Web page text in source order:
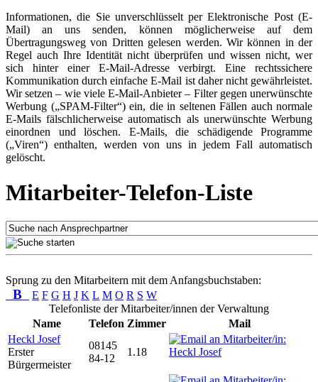
Informationen, die Sie unverschlüsselt per Elektronische Post (E-
Mail) an uns senden, können möglicherweise auf dem
Übertragungsweg von Dritten gelesen werden. Wir können in der
Regel auch Ihre Identität nicht überprüfen und wissen nicht, wer
sich hinter einer E-Mail-Adresse verbirgt. Eine rechtssichere
Kommunikation durch einfache E-Mail ist daher nicht gewährleistet.
Wir setzen – wie viele E-Mail-Anbieter – Filter gegen unerwünschte
Werbung („SPAM-Filter“) ein, die in seltenen Fällen auch normale
E-Mails fälschlicherweise automatisch als unerwünschte Werbung
einordnen und löschen. E-Mails, die schädigende Programme
(„Viren“) enthalten, werden von uns in jedem Fall automatisch
gelöscht.
Mitarbeiter-Telefon-Liste
Sprung zu den Mitarbeitern mit dem Anfangsbuchstaben:
B E F G H J K L M O R S W
Telefonliste der Mitarbeiter/innen der Verwaltung
Name
Telefon Zimmer
Mail
Heckl Josef
Erster
Bürgermeister
08145
84-12
1.18